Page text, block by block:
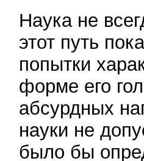
Наука не
этот путь
попытки
форме его
абсурдных
науки не
было бы